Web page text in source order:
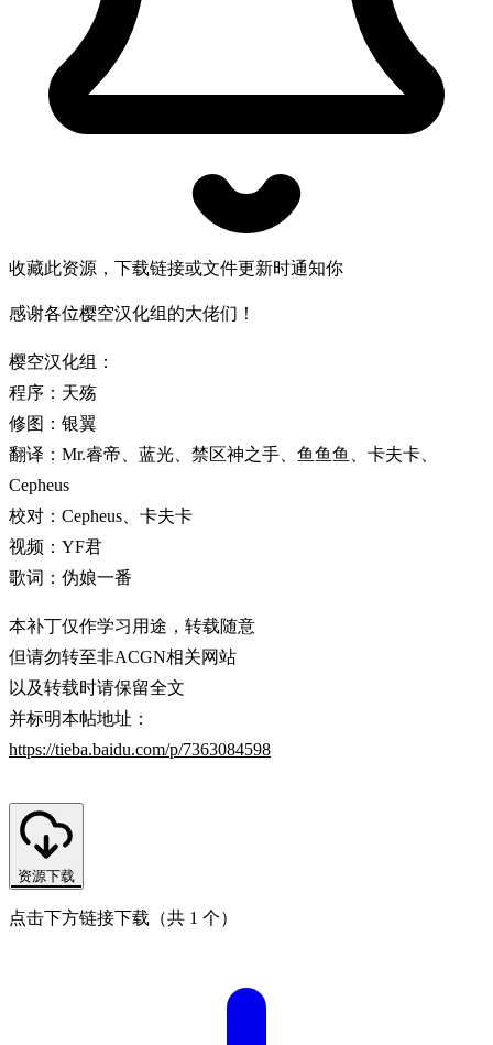
收藏此资源，下载链接或文件更新时通知你
感谢各位樱空汉化组的大佬们！
樱空汉化组：
程序：天殇
修图：银翼
翻译：Mr.睿帝、蓝光、禁区神之手、鱼鱼鱼、卡夫卡、
Cepheus
校对：Cepheus、卡夫卡
视频：YF君
歌词：伪娘一番
本补丁仅作学习用途，转载随意
但请勿转至非ACGN相关网站
以及转载时请保留全文
并标明本帖地址：
https://tieba.baidu.com/p/7363084598
资源下载
点击下方链接下载（共 1 个）